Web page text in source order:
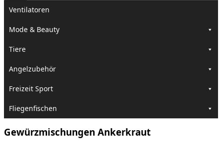
Ventilatoren
Mode & Beauty
Tiere
Angelzubehör
Freizeit Sport
Fliegenfischen
Gewürzmischungen Ankerkraut